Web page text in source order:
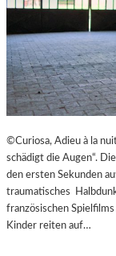
©Curiosa, Adieu à la
schädigt die Augen“.
den ersten Sekunden
traumatisches
französischen Spielfilms
Kinder reiten auf…